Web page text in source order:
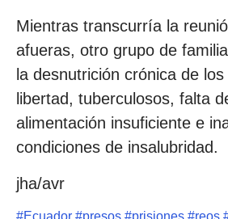
Mientras transcurría la
afueras, otro grupo de
la desnutrición crónica de
libertad, tuberculosos, falta
alimentación insuficiente e
condiciones de insalubridad.
jha/avr
#Ecuador #presos #prisiones #reos